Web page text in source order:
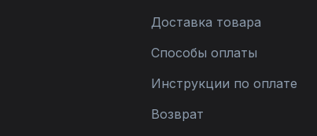
Доставка товара
Способы оплаты
Инструкции по оплате
Возврат